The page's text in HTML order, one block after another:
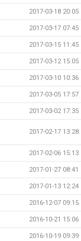
2017-03-18 20:05
2017-03-17 07:45
2017-03-15 11:45
2017-03-12 15:05
2017-03-10 10:36
2017-03-05 17:57
2017-03-02 17:35
2017-02-17 13:28
2017-02-06 15:13
2017-01-27 08:41
2017-01-13 12:24
2016-12-07 09:15
2016-10-21 15:06
2016-10-19 09:39